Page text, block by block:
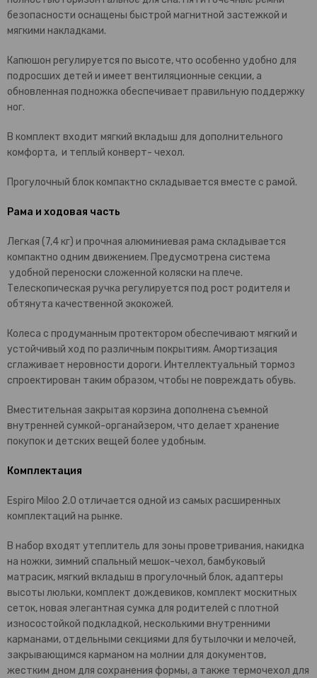
безопасности оснащены быстрой магнитной застежкой и
мягкими накладками.
Капюшон регулируется по высоте, что особенно удобно для
подросших детей и имеет вентиляционные секции, а
обновленная подножка обеспечивает правильную поддержку
ног.
В комплект входит мягкий вкладыш для дополнительного
комфорта, и теплый конверт- чехол.
Прогулочный блок компактно складывается вместе с рамой.
Рама и ходовая часть
Легкая (7,4 кг) и прочная алюминиевая рама складывается
компактно одним движением. Предусмотрена система
удобной переноски сложенной коляски на плече.
Телескопическая ручка регулируется под рост родителя и
обтянута качественной экокожей.
Колеса с продуманным протектором обеспечивают мягкий и
устойчивый ход по различным покрытиям. Амортизация
сглаживает неровности дороги. Интеллектуальный тормоз
спроектирован таким образом, чтобы не повреждать обувь.
Вместительная закрытая корзина дополнена съемной
внутренней сумкой-органайзером, что делает хранение
покупок и детских вещей более удобным.
Комплектация
Espiro Miloo 2.0 отличается одной из самых расширенных
комплектаций на рынке.
В набор входят утеплитель для зоны проветривания, накидка
на ножки, зимний спальный мешок-чехол, бамбуковый
матрасик, мягкий вкладыш в прогулочный блок, адаптеры
высоты люльки, комплект дождевиков, комплект москитных
сеток, новая элегантная сумка для родителей с плотной
износостойкой подкладкой, несколькими внутренними
карманами, отдельными секциями для бутылочки и мелочей,
закрывающимся карманом на молнии для документов,
жестким дном для сохранения формы, а также термочехол для